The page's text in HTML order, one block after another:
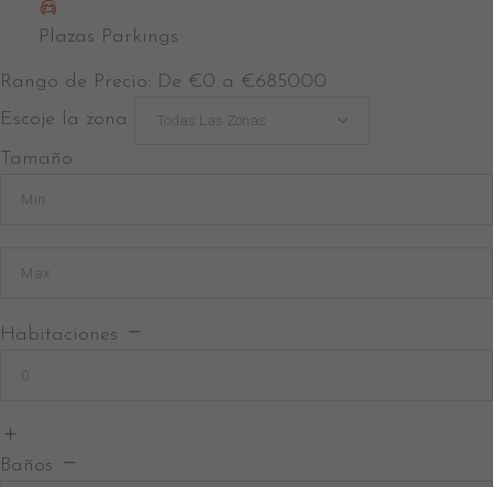
Plazas Parkings
Rango de Precio: De €0 a €685000
Escoje la zona
Todas Las Zonas
Tamaño
Habitaciones
Baños